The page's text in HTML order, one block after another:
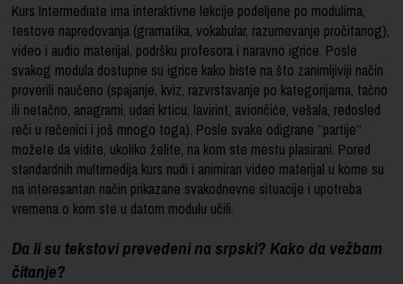
Kurs Intermediate ima interaktivne lekcije podeljene po modulima,
testove napredovanja (gramatika, vokabular, razumevanje pročitanog),
video i audio materijal, podršku profesora i naravno igrice. Posle
svakog modula dostupne su igrice kako biste na što zanimljiviji način
proverili naučeno (spajanje, kviz, razvrstavanje po kategorijama, tačno
ili netačno, anagrami, udari krticu, lavirint, aviončiće, vešala, redosled
reči u rečenici i još mnogo toga). Posle svake odigrane ’’partije’’
možete da vidite, ukoliko želite, na kom ste mestu plasirani. Pored
standardnih multimedija kurs nudi i animiran video materijal u kome su
na interesantan način prikazane svakodnevne situacije i upotreba
vremena o kom ste u datom modulu učili.
Da li su tekstovi prevedeni na srpski? Kako da vežbam
čitanje?